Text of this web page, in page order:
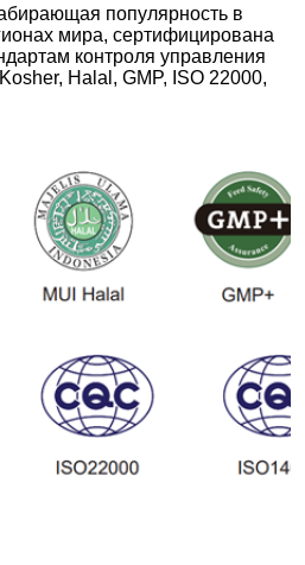
популярность в
мира, сертифицирована
контроля управления
Halal, GMP, ISO 22000,